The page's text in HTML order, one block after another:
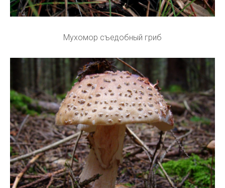
Мухомор съедобный гриб